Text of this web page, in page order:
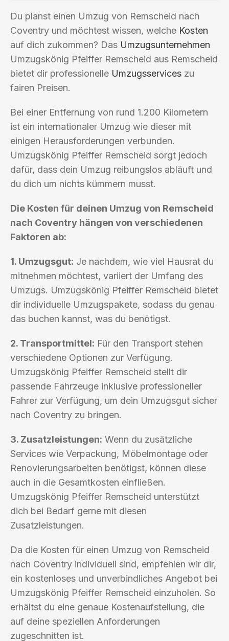
Du planst einen Umzug von Remscheid nach
Coventry und möchtest wissen, welche Kosten
auf dich zukommen? Das Umzugsunternehmen
Umzugskönig Pfeiffer Remscheid aus Remscheid
bietet dir professionelle Umzugsservices zu
fairen Preisen.
Bei einer Entfernung von rund 1.200 Kilometern
ist ein internationaler Umzug wie dieser mit
einigen Herausforderungen verbunden.
Umzugskönig Pfeiffer Remscheid sorgt jedoch
dafür, dass dein Umzug reibungslos abläuft und
du dich um nichts kümmern musst.
Die Kosten für deinen Umzug von Remscheid
nach Coventry hängen von verschiedenen
Faktoren ab:
1. Umzugsgut: Je nachdem, wie viel Hausrat du
mitnehmen möchtest, variiert der Umfang des
Umzugs. Umzugskönig Pfeiffer Remscheid bietet
dir individuelle Umzugspakete, sodass du genau
das buchen kannst, was du benötigst.
2. Transportmittel: Für den Transport stehen
verschiedene Optionen zur Verfügung.
Umzugskönig Pfeiffer Remscheid stellt dir
passende Fahrzeuge inklusive professioneller
Fahrer zur Verfügung, um dein Umzugsgut sicher
nach Coventry zu bringen.
3. Zusatzleistungen: Wenn du zusätzliche
Services wie Verpackung, Möbelmontage oder
Renovierungsarbeiten benötigst, können diese
auch in die Gesamtkosten einfließen.
Umzugskönig Pfeiffer Remscheid unterstützt
dich bei Bedarf gerne mit diesen
Zusatzleistungen.
Da die Kosten für einen Umzug von Remscheid
nach Coventry individuell sind, empfehlen wir dir,
ein kostenloses und unverbindliches Angebot bei
Umzugskönig Pfeiffer Remscheid einzuholen. So
erhältst du eine genaue Kostenaufstellung, die
auf deine speziellen Anforderungen
zugeschnitten ist.